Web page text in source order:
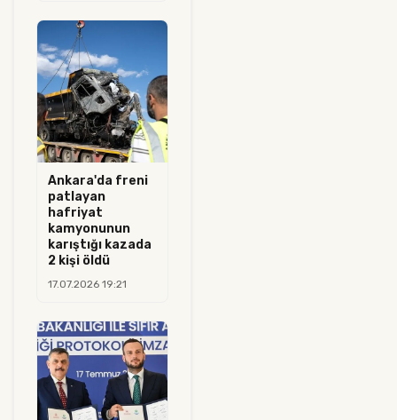
Ankara'da freni
patlayan
hafriyat
kamyonunun
karıştığı kazada
2 kişi öldü
17.07.2026 19:21